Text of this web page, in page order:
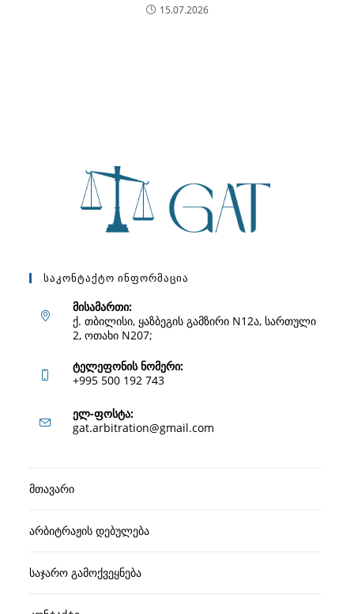
15.07.2026
Საკონტაქტო Ინფორმაცია
მისამართი:
ქ. თბილისი, ყაზბეგის გამზირი N12ა, სართული
2, ოთახი N207;
ტელეფონის ნომერი:
+995 500 192 743
in
application
ელ-ფოსტა:
gat.arbitration@gmail.com
მთავარი
არბიტრაჟის დებულება
საჯარო გამოქვეყნება